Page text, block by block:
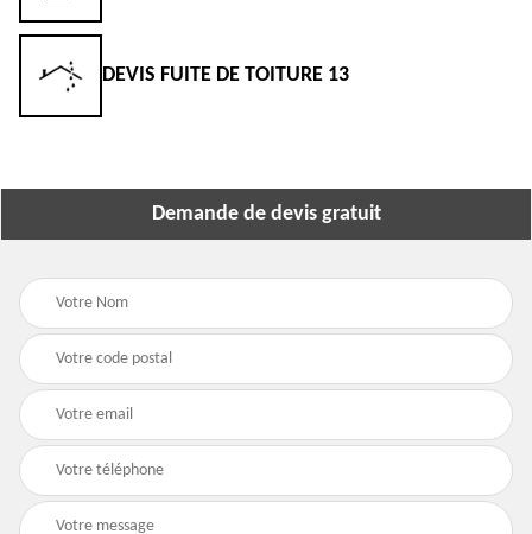
DEVIS FUITE DE TOITURE 13
Demande de devis gratuit